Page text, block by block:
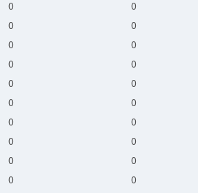
0 0
0 0
0 0
0 0
0 0
0 0
0 0
0 0
0 0
0 0